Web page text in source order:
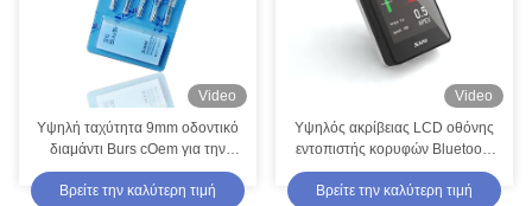
Video
Υψηλή ταχύτητα 9mm οδοντικό
διαμάντι Burs cOem για την
ιατρική περίθαλψη
Βρείτε την καλύτερη τιμή
Video
Υψηλός ακρίβειας LCD οθόνης
εντοπιστής κορυφών Bluetooth
οδοντικός σε Endodontics
Βρείτε την καλύτερη τιμή